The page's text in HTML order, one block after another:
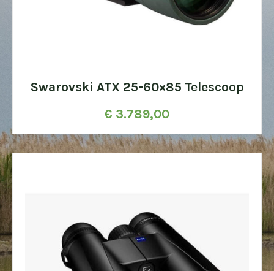
Swarovski ATX 25-60×85 Telescoop
€ 3.789,00